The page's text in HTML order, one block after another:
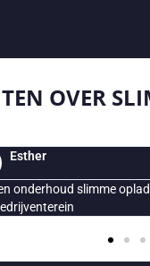
OVER
Erg blij met de